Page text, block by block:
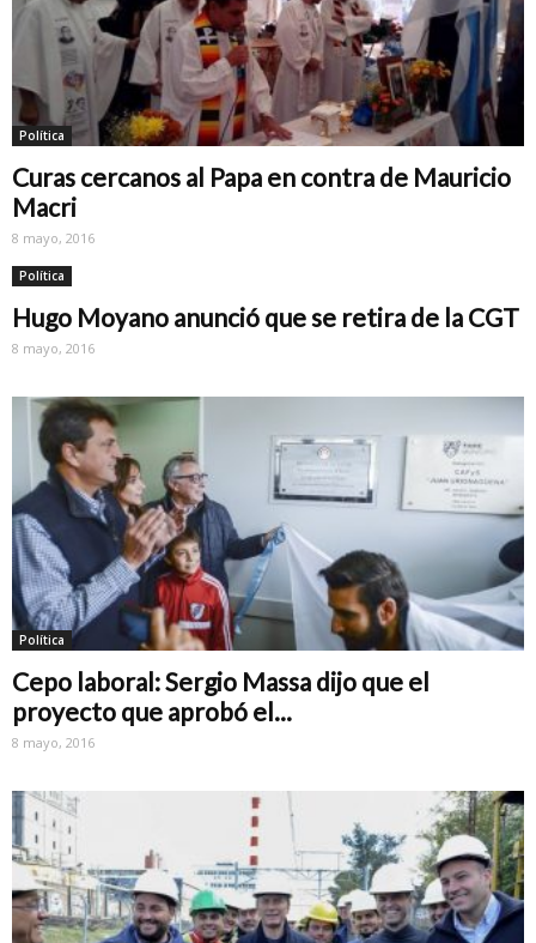
Política
Curas cercanos al Papa en contra de Mauricio
Macri
8 mayo, 2016
Política
Hugo Moyano anunció que se retira de la CGT
8 mayo, 2016
Política
Cepo laboral: Sergio Massa dijo que el
proyecto que aprobó el...
8 mayo, 2016